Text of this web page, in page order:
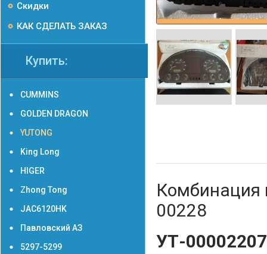
Комбинация
00228
УТ-00002207
Скидки
КАК СДЕЛАТЬ ЗАКАЗ
Купить:
CUMMINS
GOLDEN DRAGON
YUTONG
King Long
HIGER
Zhong Tong
JAC6120HK
Павловский АЗ
5297-5299